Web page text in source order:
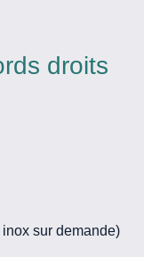
droits
sur demande)